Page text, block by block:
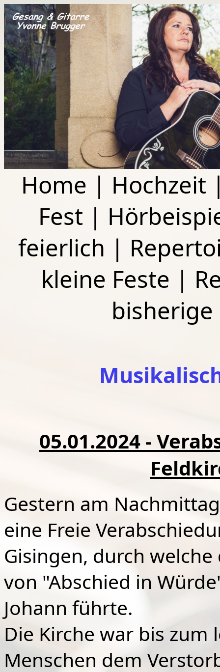
Home | Hochzeit
Fest |
feierlich |
kleine Feste |
05.01.2024 -
Gestern am
eine Freie
Gisingen, durch
von "Abschied in
Johann führte.
Die Kirche war bis zum
Menschen dem